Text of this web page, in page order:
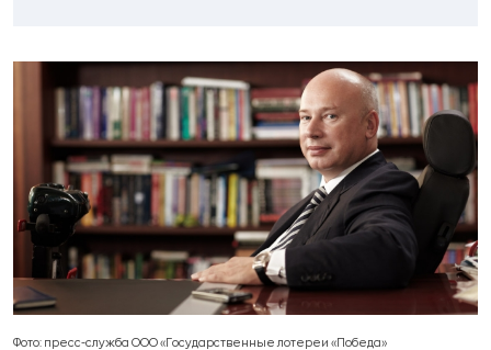
Фото: пресс-служба ООО «Государственные лотереи «Победа»